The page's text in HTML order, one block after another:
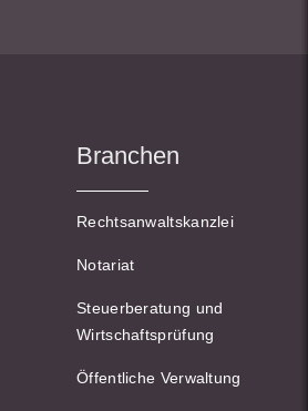
Branchen
Rechtsanwaltskanzlei
Notariat
Steuerberatung und
Wirtschaftsprüfung
Öffentliche Verwaltung